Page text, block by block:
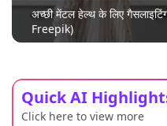
अच्छी मेंटल हेल्थ के लिए
Freepik)
Quick AI
Click here to view more